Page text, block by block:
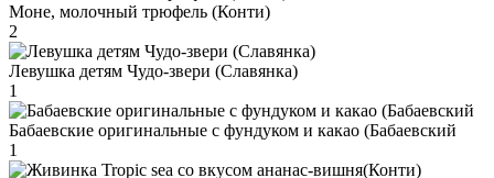
Моне, молочный трюфель (Конти)
2
Левушка детям Чудо-звери (Славянка)
1
Бабаевские оригинальные с фундуком и какао (Бабаевский
1